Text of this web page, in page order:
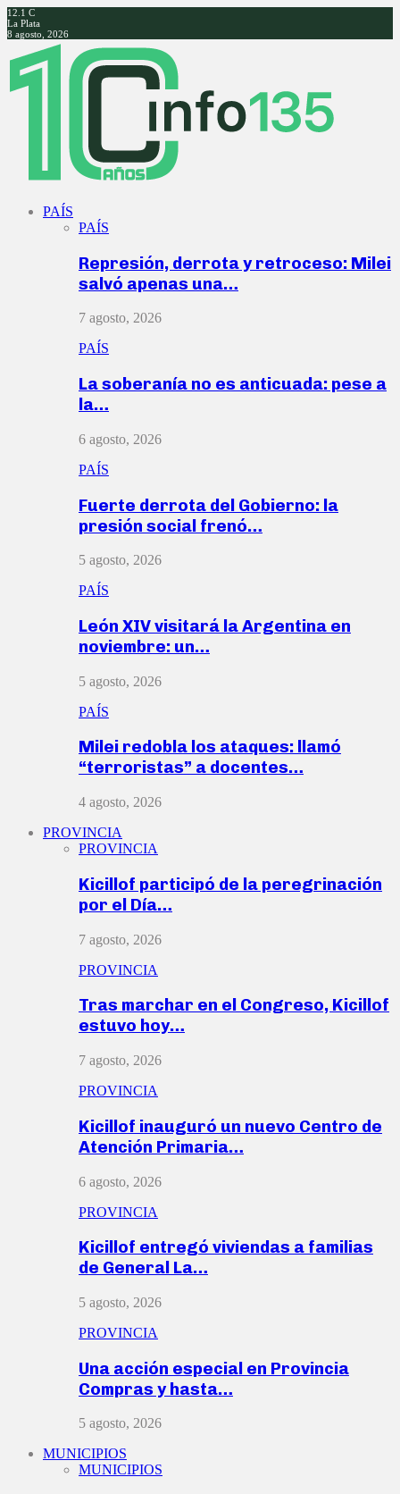
12.1 C
La Plata
8 agosto, 2026
Facebook
Twitter
Instagram
Youtube
PAÍS
PAÍS
Represión, derrota y retroceso: Milei
salvó apenas una…
7 agosto, 2026
PAÍS
La soberanía no es anticuada: pese a
la…
6 agosto, 2026
PAÍS
Fuerte derrota del Gobierno: la
presión social frenó…
5 agosto, 2026
PAÍS
León XIV visitará la Argentina en
noviembre: un…
5 agosto, 2026
PAÍS
Milei redobla los ataques: llamó
“terroristas” a docentes…
4 agosto, 2026
PROVINCIA
PROVINCIA
Kicillof participó de la peregrinación
por el Día…
7 agosto, 2026
PROVINCIA
Tras marchar en el Congreso, Kicillof
estuvo hoy…
7 agosto, 2026
PROVINCIA
Kicillof inauguró un nuevo Centro de
Atención Primaria…
6 agosto, 2026
PROVINCIA
Kicillof entregó viviendas a familias
de General La…
5 agosto, 2026
PROVINCIA
Una acción especial en Provincia
Compras y hasta…
5 agosto, 2026
MUNICIPIOS
MUNICIPIOS